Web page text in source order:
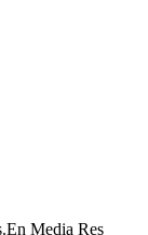
Media Res